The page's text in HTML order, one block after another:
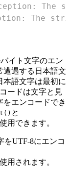
The
イト文字のエン
遭遇する日本語文
本語文字は最初に
ードは文字と見
エンコードでき
と
用できます。
をUTF-8にエンコ
用されます。